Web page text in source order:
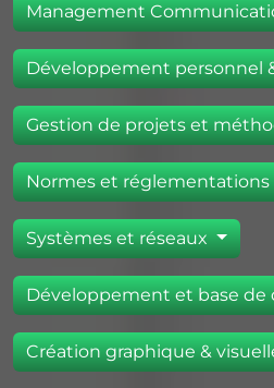
Management
Développement personnel
Gestion de projets et
Normes et réglementations
Systèmes et réseaux
Développement et base de
Création graphique &